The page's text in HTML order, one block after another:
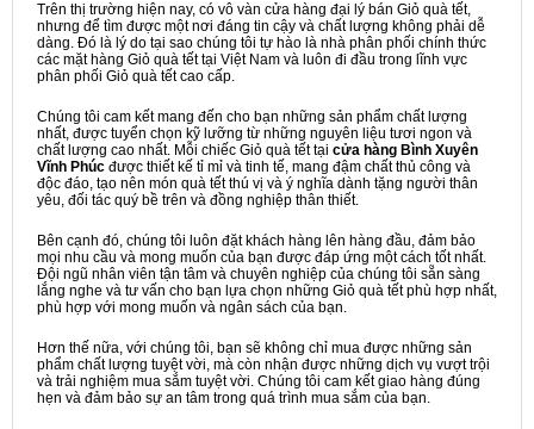
Trên thị trường hiện nay, có vô vàn cửa hàng đại lý bán Giỏ quà tết,
nhưng để tìm được một nơi đáng tin cậy và chất lượng không phải dễ
dàng. Đó là lý do tại sao chúng tôi tự hào là nhà phân phối chính thức
các mặt hàng Giỏ quà tết tại Việt Nam và luôn đi đầu trong lĩnh vực
phân phối Giỏ quà tết cao cấp.
Chúng tôi cam kết mang đến cho bạn những sản phẩm chất lượng
nhất, được tuyển chọn kỹ lưỡng từ những nguyên liệu tươi ngon và
chất lượng cao nhất. Mỗi chiếc Giỏ quà tết tại cửa hàng Bình Xuyên
Vĩnh Phúc được thiết kế tỉ mỉ và tinh tế, mang đậm chất thủ công và
độc đáo, tạo nên món quà tết thú vị và ý nghĩa dành tặng người thân
yêu, đối tác quý bề trên và đồng nghiệp thân thiết.
Bên cạnh đó, chúng tôi luôn đặt khách hàng lên hàng đầu, đảm bảo
mọi nhu cầu và mong muốn của bạn được đáp ứng một cách tốt nhất.
Đội ngũ nhân viên tận tâm và chuyên nghiệp của chúng tôi sẵn sàng
lắng nghe và tư vấn cho bạn lựa chọn những Giỏ quà tết phù hợp nhất,
phù hợp với mong muốn và ngân sách của bạn.
Hơn thế nữa, với chúng tôi, bạn sẽ không chỉ mua được những sản
phẩm chất lượng tuyệt vời, mà còn nhận được những dịch vụ vượt trội
và trải nghiệm mua sắm tuyệt vời. Chúng tôi cam kết giao hàng đúng
hẹn và đảm bảo sự an tâm trong quá trình mua sắm của bạn.